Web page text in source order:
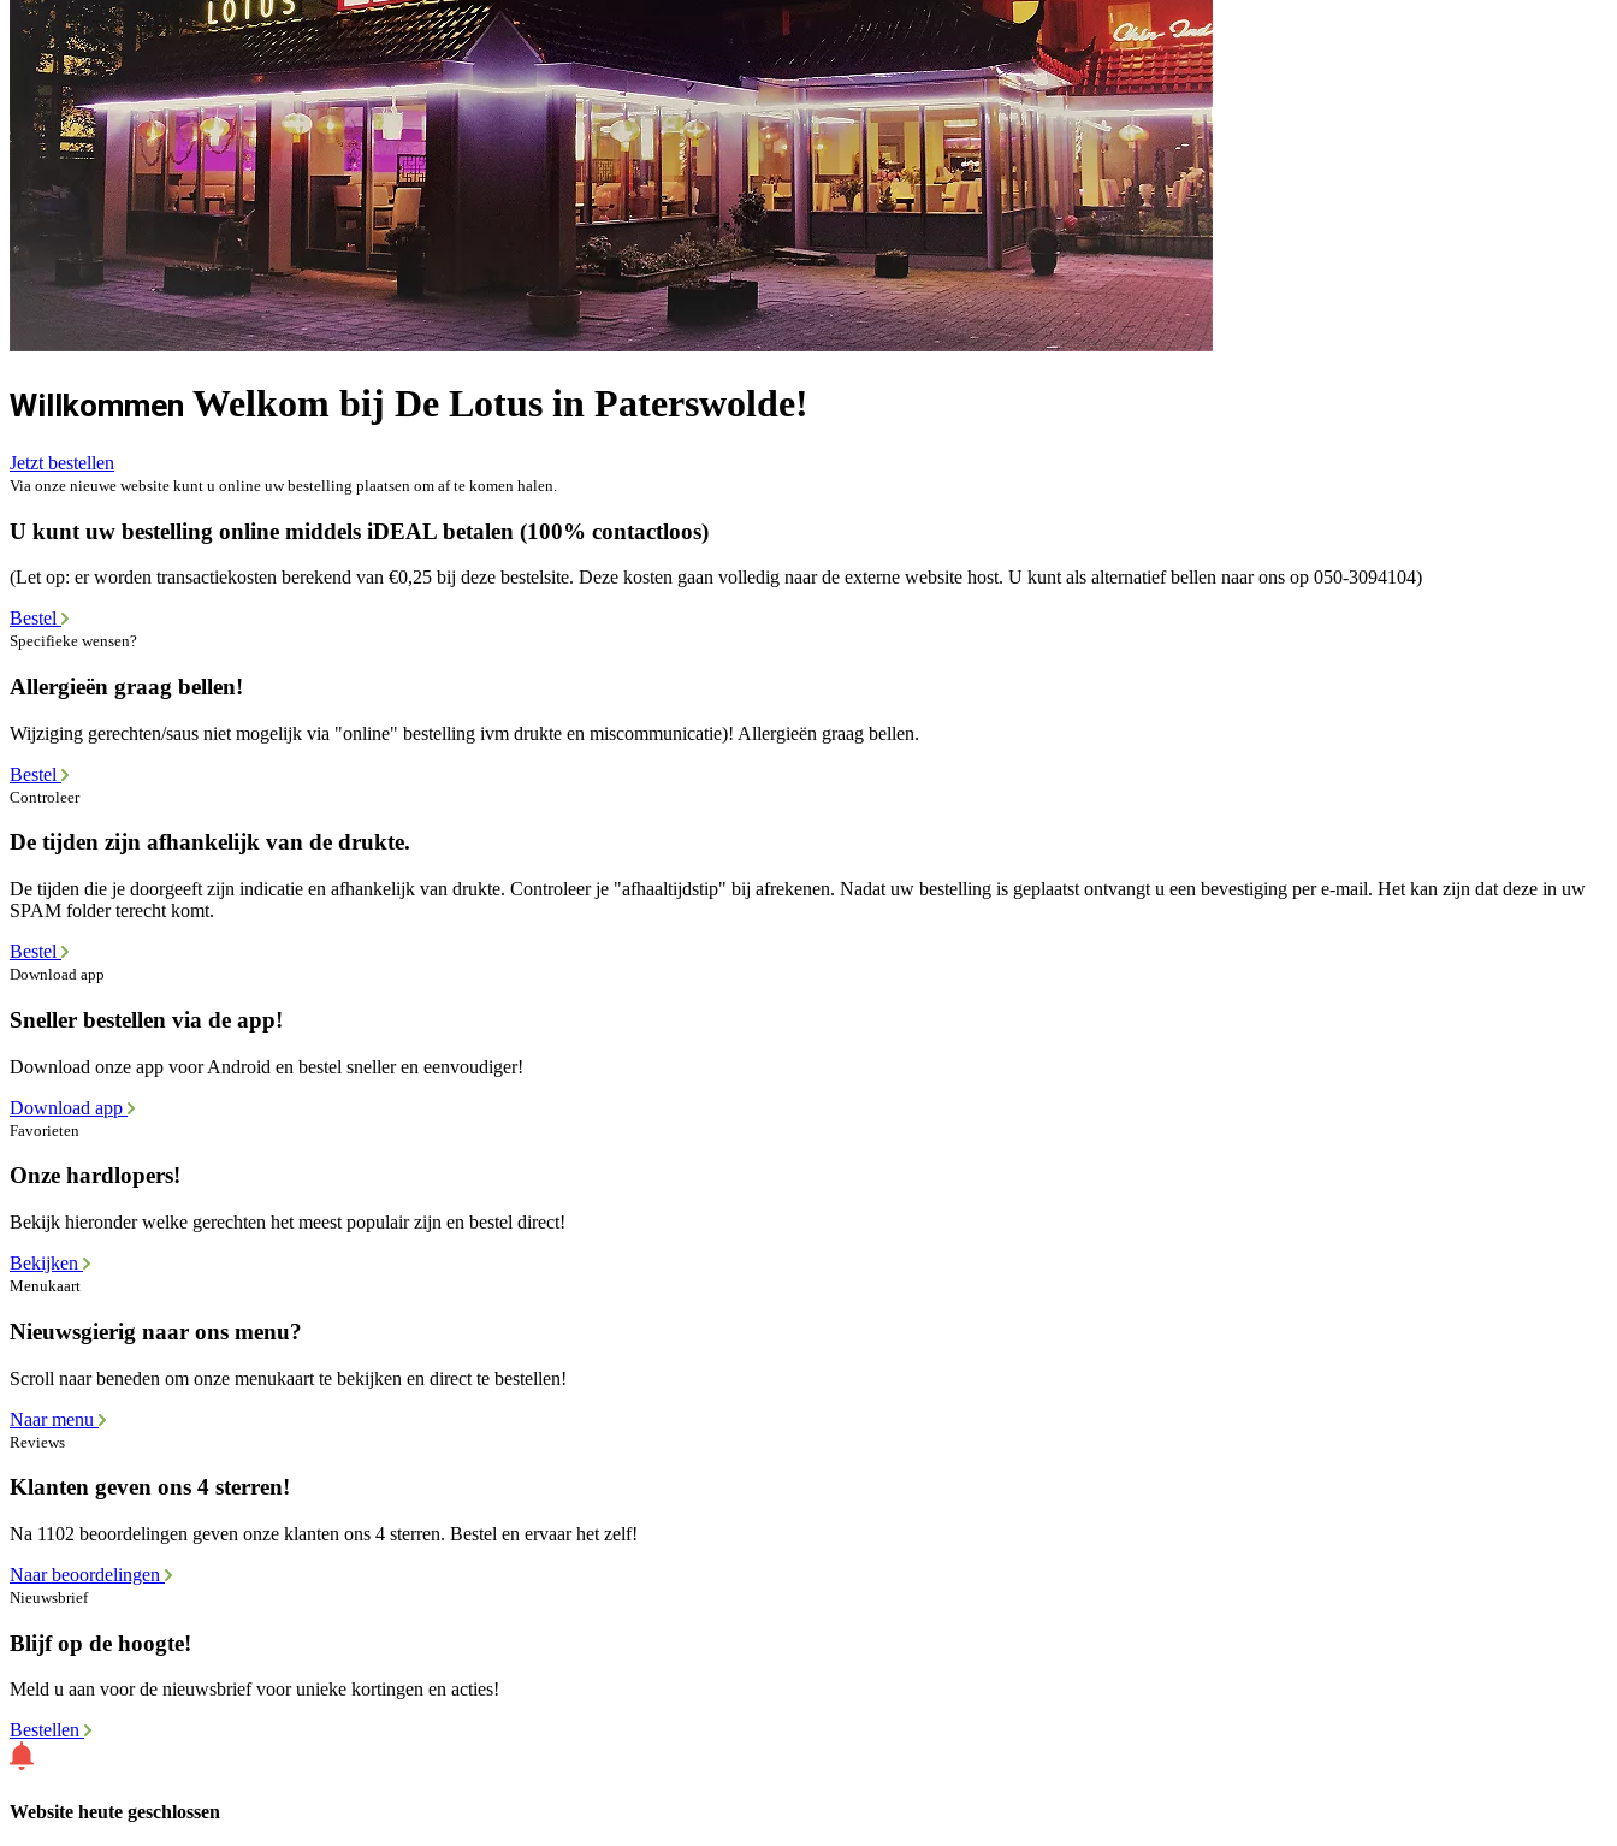
Willkommen Welkom bij De Lotus in Paterswolde!
Jetzt bestellen
Via onze nieuwe website kunt u online uw bestelling plaatsen om af te komen halen.
U kunt uw bestelling online middels iDEAL betalen (100% contactloos)
(Let op: er worden transactiekosten berekend van €0,25 bij deze bestelsite. Deze kosten gaan volledig naar de externe website host. U kunt als alternatief bellen naar ons op 050-3094104)
Bestel
Specifieke wensen?
Allergieën graag bellen!
Wijziging gerechten/saus niet mogelijk via "online" bestelling ivm drukte en miscommunicatie)! Allergieën graag bellen.
Bestel
Controleer
De tijden zijn afhankelijk van de drukte.
De tijden die je doorgeeft zijn indicatie en afhankelijk van drukte. Controleer je "afhaaltijdstip" bij afrekenen. Nadat uw bestelling is geplaatst ontvangt u een bevestiging per e-mail. Het kan zijn dat deze in uw
SPAM folder terecht komt.
Bestel
Download app
Sneller bestellen via de app!
Download onze app voor Android en bestel sneller en eenvoudiger!
Download app
Favorieten
Onze hardlopers!
Bekijk hieronder welke gerechten het meest populair zijn en bestel direct!
Bekijken
Menukaart
Nieuwsgierig naar ons menu?
Scroll naar beneden om onze menukaart te bekijken en direct te bestellen!
Naar menu
Reviews
Klanten geven ons 4 sterren!
Na 1102 beoordelingen geven onze klanten ons 4 sterren. Bestel en ervaar het zelf!
Naar beoordelingen
Nieuwsbrief
Blijf op de hoogte!
Meld u aan voor de nieuwsbrief voor unieke kortingen en acties!
Bestellen
Website heute geschlossen